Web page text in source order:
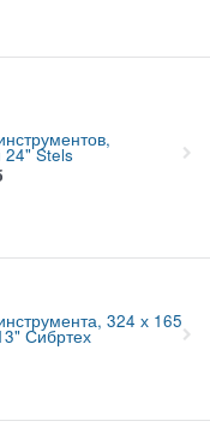
Stels
324 х 165
Сибртех